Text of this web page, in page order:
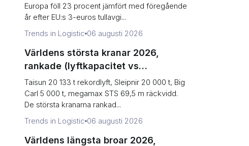
Europa föll 23 procent jämfört med föregående
år efter EU:s 3-euros tullavgi...
Trends in Logistic 06 augusti 2026
Världens största kranar 2026,
rankade (lyftkapacitet vs
terminalproduktion)
Taisun 20 133 t rekordlyft, Sleipnir 20 000 t, Big
Carl 5 000 t, megamax STS 69,5 m räckvidd.
De största kranarna rankad...
Trends in Logistic 06 augusti 2026
Världens längsta broar 2026,